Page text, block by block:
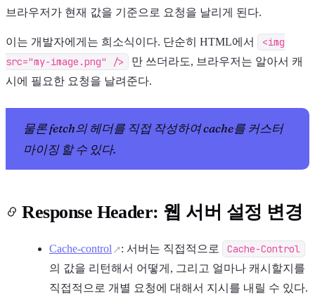
브라우저가 현재 값을 기준으로 요청을 날리게 된다.
이는 개발자에게는 희소식이다. 단순히 HTML에서
<img
src="my-image.png" />
만 쓰더라도, 브라우저는 알아서 캐
시에 필요한 요청을 날려준다.
물론 fetch의 헤더를 직접 작성하여 cache를 커스터
마이징 할 수 있다.
Response Header: 웹 서버 설정 변경
Cache-control : 서버는 직접적으로 Cache-Control
의 값을 리턴해서 어떻게, 그리고 얼마나 캐시할지를
직접적으로 개별 요청에 대해서 지시를 내릴 수 있다.